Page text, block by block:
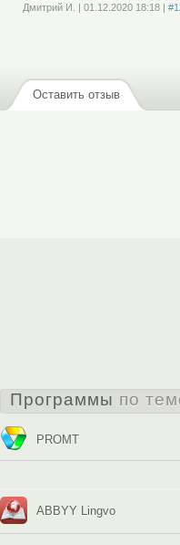
Дмитрий И. | 01.12.2020 18:18|
Оставить отзыв
Программы по
PROMT
ABBYY Lingvo